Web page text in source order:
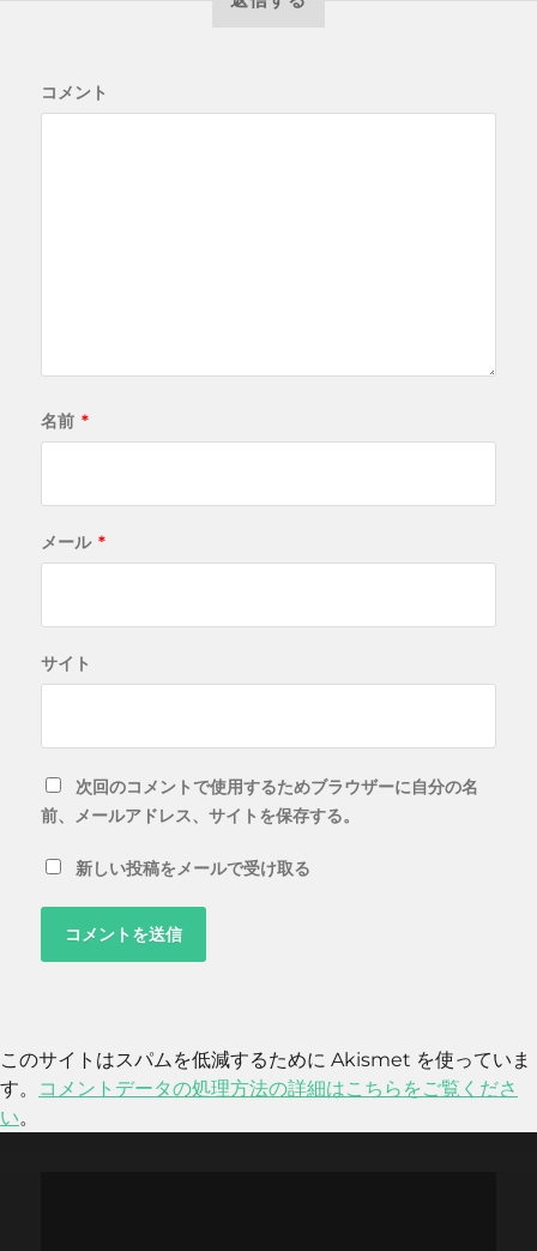
コメント
名前 *
メール *
サイト
次回のコメントで使用するためブラウザーに自分の名
前、メールアドレス、サイトを保存する。
新しい投稿をメールで受け取る
このサイトはスパムを低減するために Akismet を使っていま
す。
コメントデータの処理方法の詳細はこちらをご覧くださ
い。